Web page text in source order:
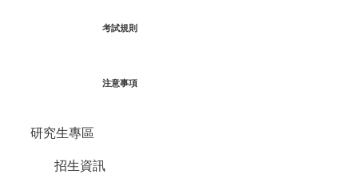
考試規則
注意事項
研究生專區
招生資訊